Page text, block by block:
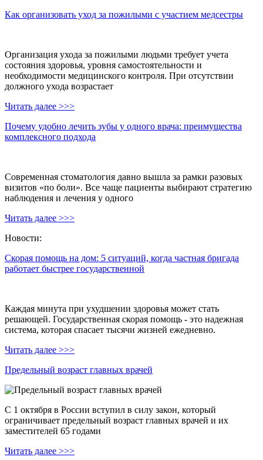
Как организовать уход за пожилыми с участием медсестры
Организация ухода за пожилыми людьми требует учета
состояния здоровья, уровня самостоятельности и
необходимости медицинского контроля. При отсутствии
должного ухода возрастает
Читать далее >>>
Почему удобно лечить зубы у одного врача: преимущества
комплексного подхода
Современная стоматология давно вышла за рамки разовых
визитов «по боли». Все чаще пациенты выбирают стратегию
наблюдения и лечения у одного
Читать далее >>>
Новости:
Скорая помощь на дом: 5 ситуаций, когда частная бригада
работает быстрее государственной
Каждая минута при ухудшении здоровья может стать
решающей. Государственная скорая помощь - это надежная
система, которая спасает тысячи жизней ежедневно.
Читать далее >>>
Предельный возраст главных врачей
С 1 октября в России вступил в силу закон, который
ограничивает предельный возраст главных врачей и их
заместителей 65 годами
Читать далее >>>